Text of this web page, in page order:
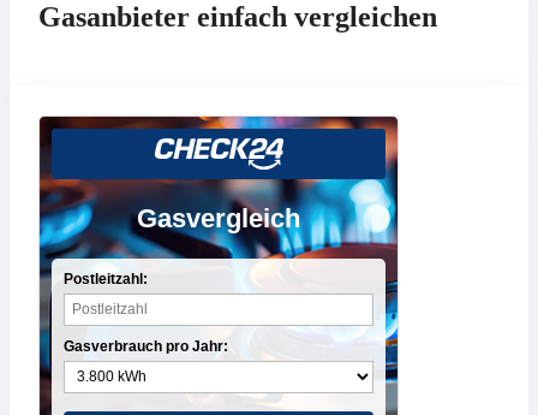
Gasanbieter einfach vergleichen
Gasvergleich
Postleitzahl:
Gasverbrauch pro Jahr: